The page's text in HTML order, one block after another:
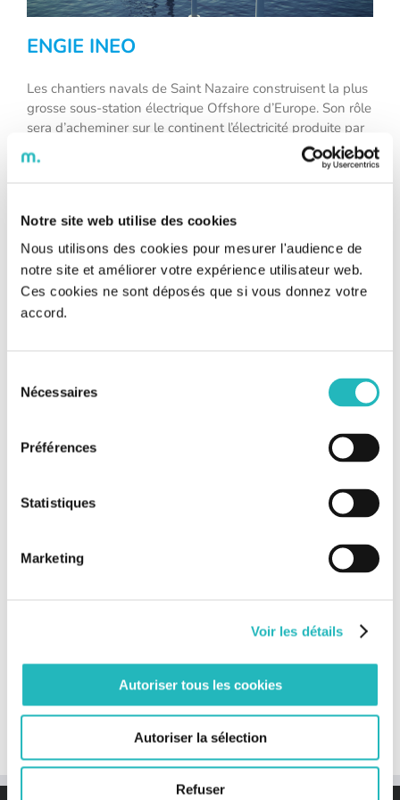
Notre site web utilise des cookies
Nous utilisons des cookies pour mesurer l'audience de
notre site et améliorer votre expérience utilisateur web.
Ces cookies ne sont déposés que si vous donnez votre
accord.
Nécessaires
Préférences
Statistiques
Marketing
Voir les détails
Autoriser tous les cookies
Autoriser la sélection
Refuser
ENGIE INEO
Les chantiers navals de Saint Nazaire construisent la plus
grosse sous-station électrique Offshore d’Europe. Son rôle
sera d’acheminer sur le continent l’électricité produite par
les 60 éoliennes du champ éolien Allemand Arkona situé
en mer Baltique. ENGIE Ineo réalise l’ensemble du scope
câbles (160 km), raccordement, etc… Les équipes Bee
Engineering interviennent aussi bien en pilotage de projet
qu’en étude d’industrialisation et en supervision de
travaux. Elles participent à ce projet d’envergure
européenne et en relèvent les défis quotidiens de tenue
de planning, qualité de réalisation et respect des
Projets connexes
& SERVICES